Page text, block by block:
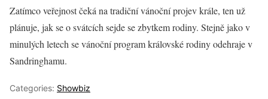
Zatímco veřejnost čeká na tradiční vánoční projev krále, ten už
plánuje, jak se o svátcích sejde se zbytkem rodiny. Stejně jako v
minulých letech se vánoční program královské rodiny odehraje v
Sandringhamu.
Categories: Showbiz